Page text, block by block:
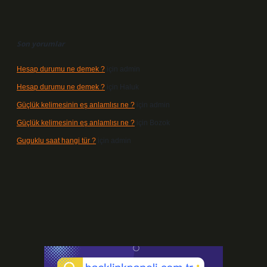
Son yorumlar
Hesap durumu ne demek ? için admin
Hesap durumu ne demek ? için Haluk
Güçlük kelimesinin eş anlamlısı ne ? için admin
Güçlük kelimesinin eş anlamlısı ne ? için Bozok
Guguklu saat hangi tür ? için admin